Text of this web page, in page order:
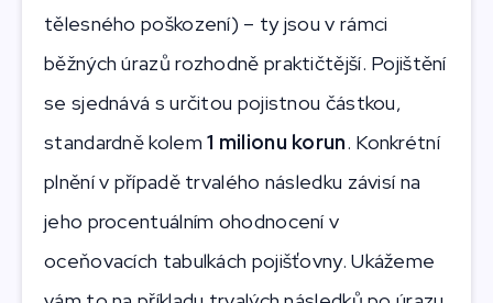
tělesného poškození) – ty jsou v rámci
běžných úrazů rozhodně praktičtější. Pojištění
se sjednává s určitou pojistnou částkou,
standardně kolem1 milionu korun. Konkrétní
plnění v případě trvalého následku závisí na
jeho procentuálním ohodnocení v
oceňovacích tabulkách pojišťovny. Ukážeme